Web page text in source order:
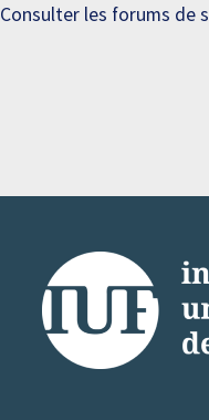
Consulter les forums de